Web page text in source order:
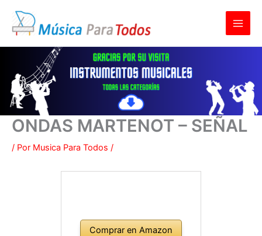
contenido
ONDAS MARTENOT – SEÑAL
/ Por Musica Para Todos /
Comprar en Amazon